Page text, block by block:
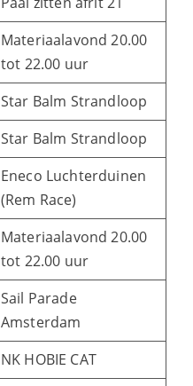
Materiaalavond 20.00
tot 22.00 uur
Star Balm Strandloop
Star Balm Strandloop
Eneco Luchterduinen
(Rem Race)
Materiaalavond 20.00
tot 22.00 uur
Sail Parade
Amsterdam
NK HOBIE CAT